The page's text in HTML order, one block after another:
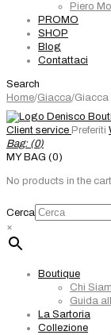
Piero
PROMO
SHOP
Blog
Contattaci
Search
Home/Giacca/Giacca
Client service Preferiti
Bag: (0)
MY BAG (0)
No products in the
Cerca
×
Boutique
Chi
Guida
La Sartoria
Collezione